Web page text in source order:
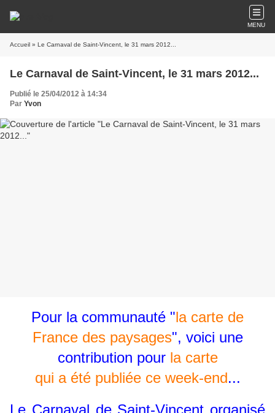
MENU
Accueil » Le Carnaval de Saint-Vincent, le 31 mars 2012...
Le Carnaval de Saint-Vincent, le 31 mars 2012...
Publié le 25/04/2012 à 14:34
Par Yvon
Pour la communauté "la carte de
France des paysages", voici une
contribution pour la carte
qui a été publiée ce week-end...